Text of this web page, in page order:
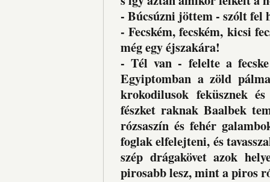
- Búcsúzni jöttem - szólt fel
- Fecském, fecském, kicsi
még egy éjszakára!
- Tél van - felelte a
Egyiptomban a zöld
krokodilusok feküsznek
fészket raknak Baalbek
rózsaszín és fehér
foglak elfelejteni, és
szép drágakövet azok
pirosabb lesz, mint a piros